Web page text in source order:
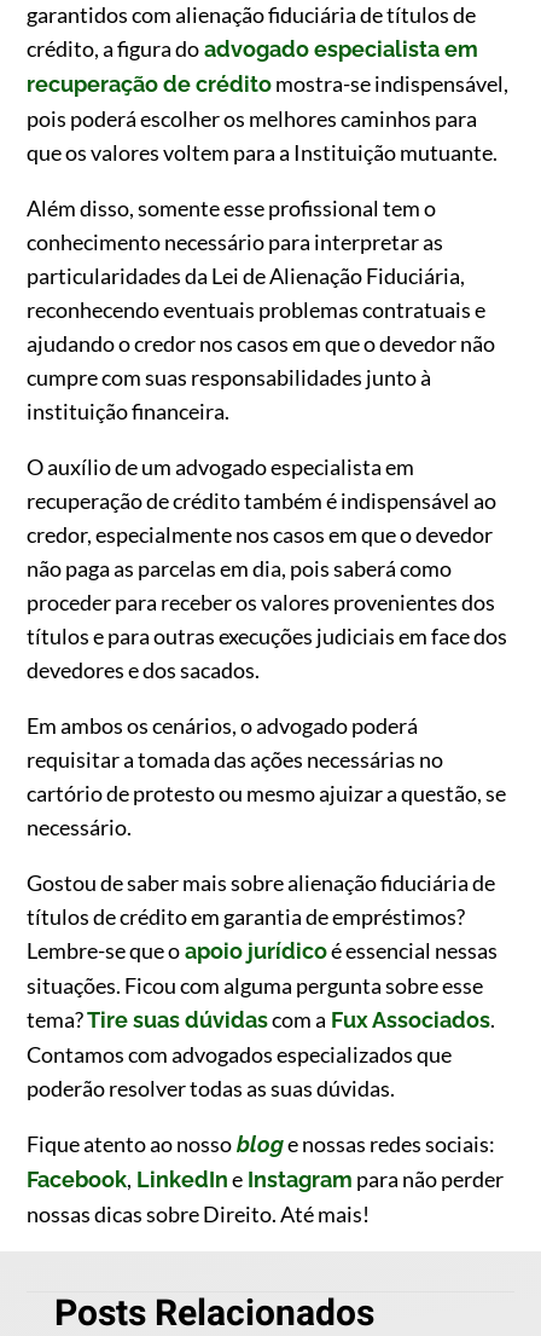
garantidos com alienação fiduciária de títulos de
crédito, a figura doadvogado especialista em
recuperação de créditomostra-se indispensável,
pois poderá escolher os melhores caminhos para
que os valores voltem para a Instituição mutuante.
Além disso, somente esse profissional tem o
conhecimento necessário para interpretar as
particularidades da Lei de Alienação Fiduciária,
reconhecendo eventuais problemas contratuais e
ajudando o credor nos casos em que o devedor não
cumpre com suas responsabilidades junto à
instituição financeira.
O auxílio de um advogado especialista em
recuperação de crédito também é indispensável ao
credor, especialmente nos casos em que o devedor
não paga as parcelas em dia, pois saberá como
proceder para receber os valores provenientes dos
títulos e para outras execuções judiciais em face dos
devedores e dos sacados.
Em ambos os cenários, o advogado poderá
requisitar a tomada das ações necessárias no
cartório de protesto ou mesmo ajuizar a questão, se
necessário.
Gostou de saber mais sobre alienação fiduciária de
títulos de crédito em garantia de empréstimos?
Lembre-se que oapoio jurídicoé essencial nessas
situações. Ficou com alguma pergunta sobre esse
tema?Tire suas dúvidascom a Fux Associados.
Contamos com advogados especializados que
poderão resolver todas as suas dúvidas.
Fique atento ao nosso bloge nossas redes sociais:
Facebook, LinkedIne Instagram para não perder
nossas dicas sobre Direito. Até mais!
Posts Relacionados